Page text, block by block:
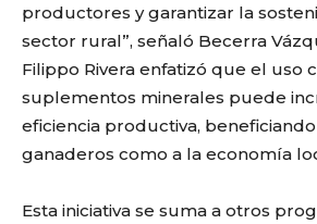
productores y garantizar la
sector rural”, señaló Becerra
Filippo Rivera enfatizó que el uso
suplementos minerales puede
eficiencia productiva,
ganaderos como a la economía
Esta iniciativa se suma a otros